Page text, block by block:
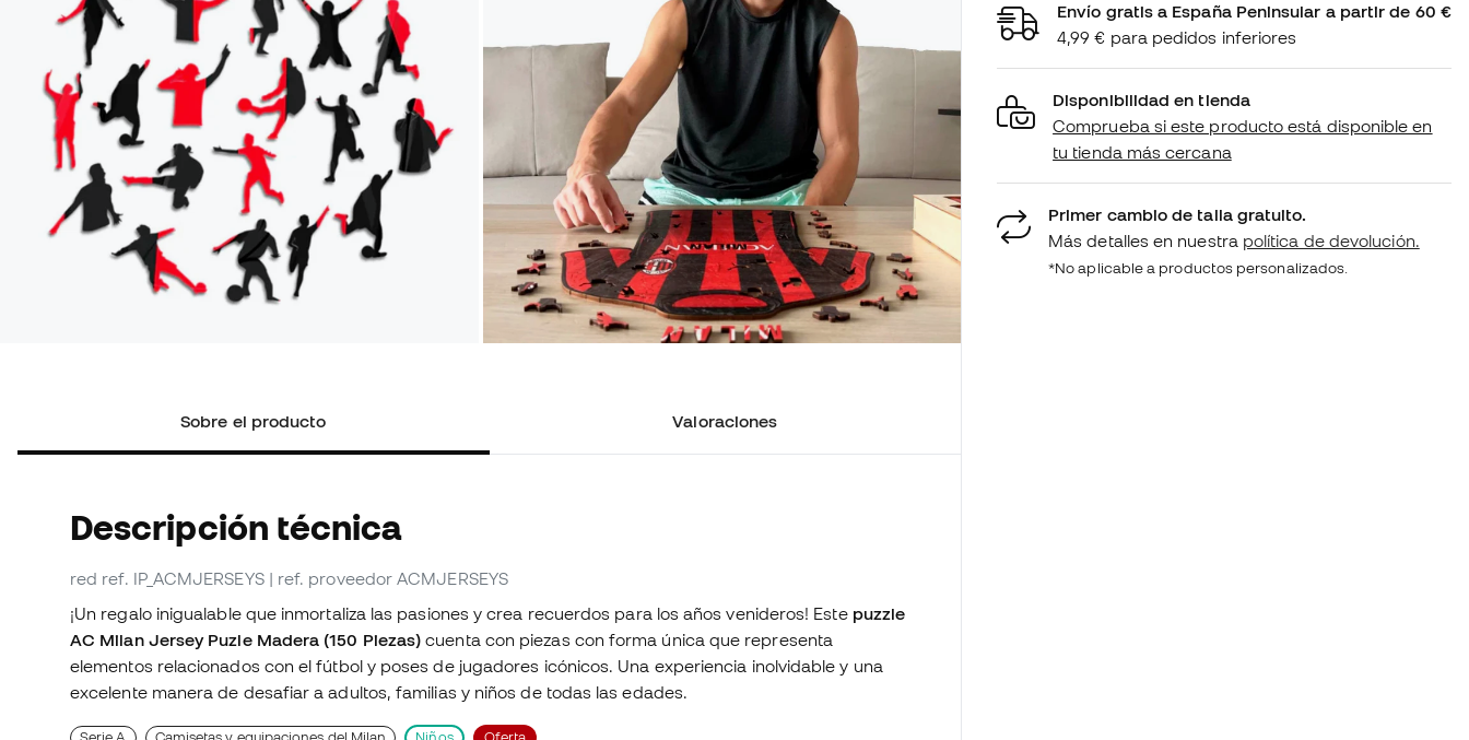
Sobre el producto Valoraciones
Descripción técnica
red ref. IP_ACMJERSEYS | ref. proveedor ACMJERSEYS
¡Un regalo inigualable que inmortaliza las pasiones y crea recuerdos para los años venideros! Este puzzle
AC Milan Jersey Puzle Madera (150 Piezas)cuenta con piezas con forma única que representa
elementos relacionados con el fútbol y poses de jugadores icónicos. Una experiencia inolvidable y una
excelente manera de desafiar a adultos, familias y niños de todas las edades.
Envío gratis a España Peninsular a partir de 60 €
4,99 € para pedidos inferiores
Disponibilidad en tienda
Comprueba si este producto está disponible en
tu tienda más cercana
Primer cambio de talla gratuito.
Más detalles en nuestra política de devolución.
*No aplicable a productos personalizados.